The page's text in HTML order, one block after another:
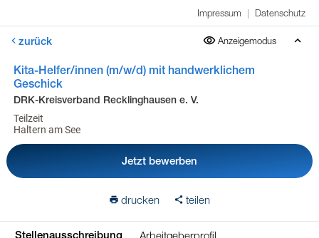
Impressum | Datenschutz
zurück Anzeigemodus
Kita-Helfer/innen (m/w/d) mit handwerklichem
Geschick
DRK-Kreisverband Recklinghausen e. V.
Teilzeit
Haltern am See
Jetzt bewerben
drucken teilen
Stellenausschreibung Arbeitgeberprofil